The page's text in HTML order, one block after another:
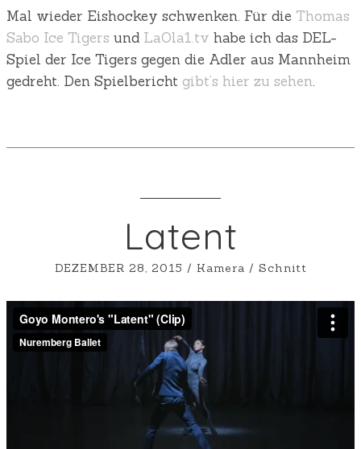
Mal wieder Eishockey schwenken. Für die Thomas
Sabo Ice Tigers und LaOla1.tv habe ich das DEL-
Spiel der Ice Tigers gegen die Adler aus Mannheim
gedreht. Den Spielbericht gibt’s hier zu sehen.
Latent
DEZEMBER 28, 2015 / Kamera / Schnitt
Goyo Montero's "Latent" (Clip)
BalletonVimeo